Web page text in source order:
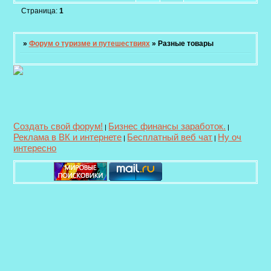
Страница: 1
» Форум о туризме и путешествиях » Разные товары
Создать свой форум! | Бизнес финансы заработок. |
Реклама в ВК и интернете | Бесплатный веб чат | Ну оч
интересно